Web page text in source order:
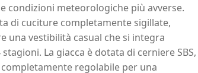
condizioni meteorologiche più avverse.
di cuciture completamente sigillate,
una vestibilità casual che si integra
La giacca è dotata di cerniere SBS,
regolabile per una